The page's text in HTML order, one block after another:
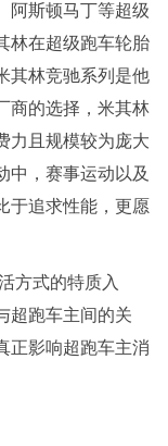
阿斯顿马丁等超级
林在超级跑车轮胎
其林竞驰系列是他
商的选择，米其林
力且规模较为庞大
中，赛事运动以及
于追求性能，更愿
方式的特质入
超跑车主间的关
正影响超跑车主消